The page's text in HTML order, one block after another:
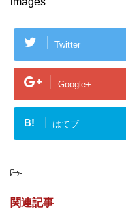
Twitter
Google+
B! はてブ
-
関連記事